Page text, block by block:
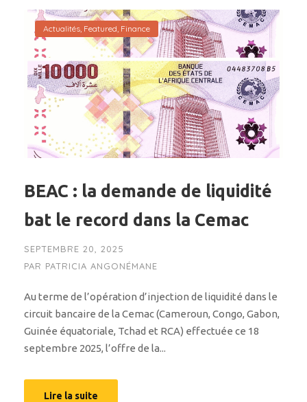
Actualités, Featured, Finance
BEAC : la demande de liquidité
bat le record dans la Cemac
SEPTEMBRE 20, 2025
PAR PATRICIA ANGONÉMANE
Au terme de l’opération d’injection de liquidité dans le
circuit bancaire de la Cemac (Cameroun, Congo, Gabon,
Guinée équatoriale, Tchad et RCA) effectuée ce 18
septembre 2025, l’offre de la...
Lire la suite